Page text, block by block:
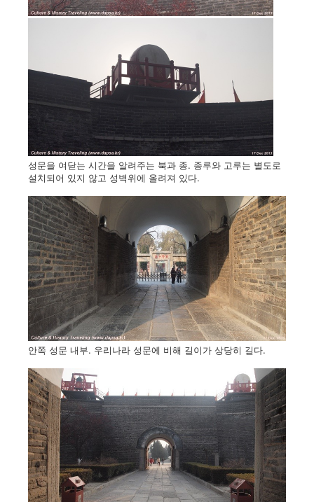
성문을 여닫는 시간을 알려주는 북과 종. 종루와 고루는 별도로
설치되어 있지 않고 성벽위에 올려져 있다.
안쪽 성문 내부. 우리나라 성문에 비해 길이가 상당히 길다.